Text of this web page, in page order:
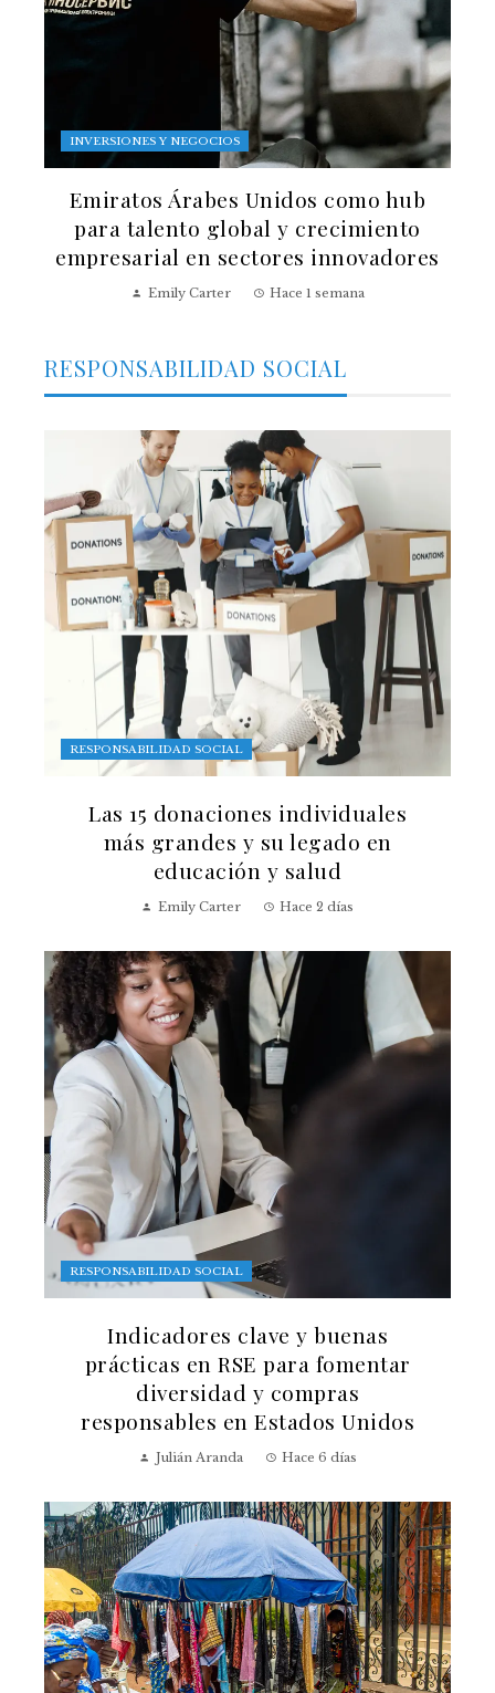
INVERSIONES Y NEGOCIOS
Emiratos Árabes Unidos como hub
para talento global y crecimiento
empresarial en sectores innovadores
Emily Carter Hace 1 semana
RESPONSABILIDAD SOCIAL
RESPONSABILIDAD SOCIAL
Las 15 donaciones individuales
más grandes y su legado en
educación y salud
Emily Carter Hace 2 días
RESPONSABILIDAD SOCIAL
Indicadores clave y buenas
prácticas en RSE para fomentar
diversidad y compras
responsables en Estados Unidos
Julián Aranda Hace 6 días